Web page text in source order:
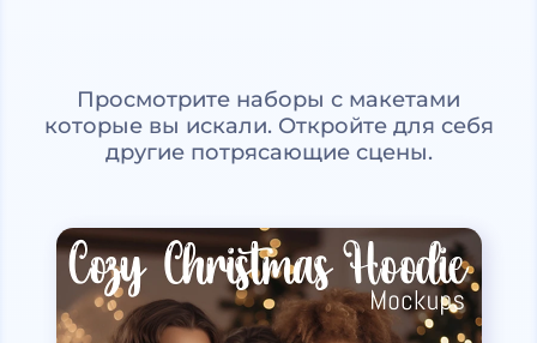
Просмотрите наборы с макетами
которые вы искали. Откройте для себя
другие потрясающие сцены.